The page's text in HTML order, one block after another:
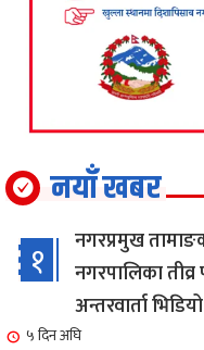
नयाँ खबर
१
नगरप्रमुख
नगरपालिका
अन्तरवार्ता
५ दिन अघि